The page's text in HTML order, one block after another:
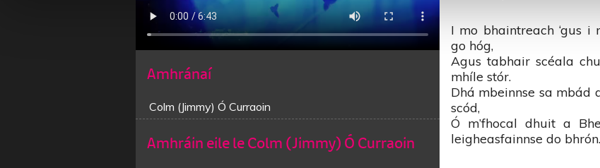
Amhránaí
Colm (Jimmy) Ó Curraoin
I mo bhaintreach ‘gus
go hóg,
Agus tabhair scéala
mhíle stór.
Dhá mbeinnse sa mbád
scód,
Ó m’fhocal dhuit a
leigheasfainnse do bhrón.
Amhráin eile le Colm (Jimmy) Ó Curraoin